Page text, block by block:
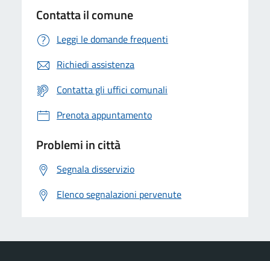
Contatta il comune
Leggi le domande frequenti
Richiedi assistenza
Contatta gli uffici comunali
Prenota appuntamento
Problemi in città
Segnala disservizio
Elenco segnalazioni pervenute